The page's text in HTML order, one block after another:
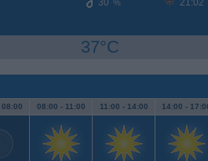
30 %
21:02
37°C
08:00 08:00 - 11:00 11:00 - 14:00 14:00 -